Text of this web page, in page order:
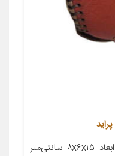
معرفی محصول جزئیات محصول ابعاد ۸x۶x۱۵ سانتی‌متر